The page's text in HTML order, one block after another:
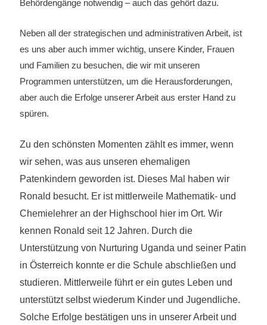
Behördengänge notwendig – auch das gehört dazu.
Neben all der strategischen und administrativen Arbeit, ist
es uns aber auch immer wichtig, unsere Kinder, Frauen
und Familien zu besuchen, die wir mit unseren
Programmen unterstützen, um die Herausforderungen,
aber auch die Erfolge unserer Arbeit aus erster Hand zu
spüren.
Zu den schönsten Momenten zählt es immer, wenn
wir sehen, was aus unseren ehemaligen
Patenkindern geworden ist. Dieses Mal haben wir
Ronald besucht. Er ist mittlerweile Mathematik- und
Chemielehrer an der Highschool hier im Ort. Wir
kennen Ronald seit 12 Jahren. Durch die
Unterstützung von Nurturing Uganda und seiner Patin
in Österreich konnte er die Schule abschließen und
studieren. Mittlerweile führt er ein gutes Leben und
unterstützt selbst wiederum Kinder und Jugendliche.
Solche Erfolge bestätigen uns in unserer Arbeit und